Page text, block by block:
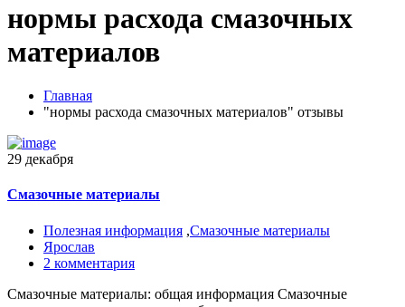
нормы расхода смазочных
материалов
Главная
"нормы расхода смазочных материалов" отзывы
29 декабря
Смазочные материалы
Полезная информация ,Смазочные материалы
Ярослав
2 комментария
Смазочные материалы: общая информация Смазочные